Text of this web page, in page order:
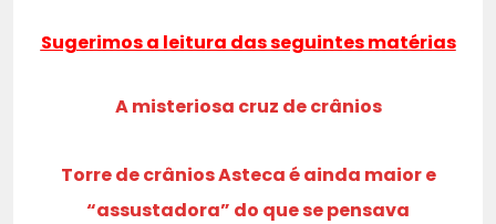
Sugerimos a leitura das seguintes matérias
A misteriosa cruz de crânios
Torre de crânios Asteca é ainda maior e
“assustadora” do que se pensava